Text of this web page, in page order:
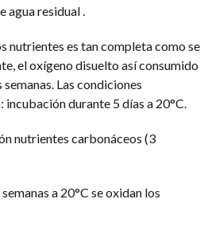
agua residual .
nutrientes es tan completa como se
el oxígeno disuelto así consumido
Las condiciones
durante 5 días a 20°C.
nutrientes carbonáceos (3
a 20°C se oxidan los